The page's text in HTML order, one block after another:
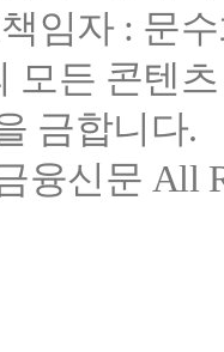
임자 : 문
모든 콘텐
금합니다.
신문 All